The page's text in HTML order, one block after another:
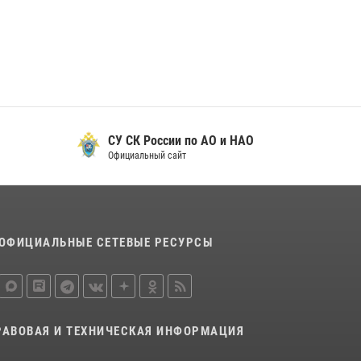
СУ СК России по АО и НАО
Официальный сайт
СЕТЕВЫЕ РЕСУРСЫ
И ТЕХНИЧЕСКАЯ ИНФОРМАЦИЯ